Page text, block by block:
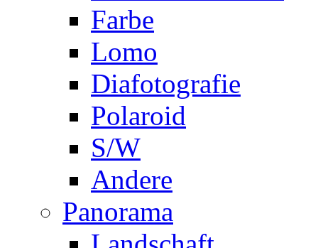
Farbe
Lomo
Diafotografie
Polaroid
S/W
Andere
Panorama